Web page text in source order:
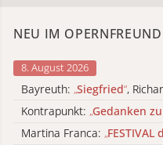
NEU IM OPERNFREUND
8. August 2026
Bayreuth: „Siegfried“,
Kontrapunkt: „Gedanken
Martina Franca: „